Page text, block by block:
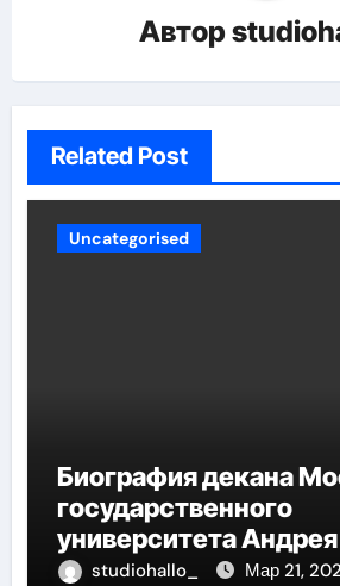
Автор
Related Post
Uncategorised
Биография декана
государственного
университета Андрея
— от студента до
studiohallo_ Мар 21,